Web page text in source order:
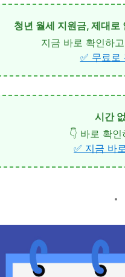
청년 월세 지원금, 제대로
지금 바로 확인하
✅ 무료로
시간
👇 바로 확
✅ 지금 바